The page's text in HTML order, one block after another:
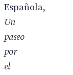
Española,
Un
paseo
por
el